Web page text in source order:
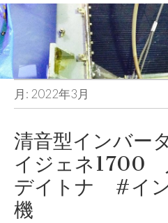
月: 2022年3月
清音型インバー
イジェネ1700
デイトナ #イ
機